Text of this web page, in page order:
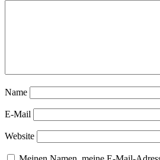
Name
E-Mail
Website